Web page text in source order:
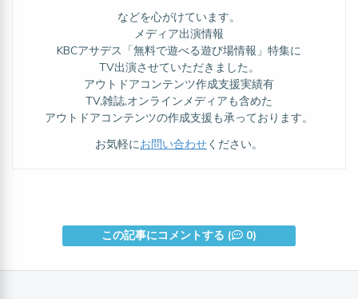
などを心がけています。
メディア出演情報
KBCアサデス「無料で遊べる遊び場情報」特集に
TV出演させていただきました。
アウトドアコンテンツ作成支援実績有
TV,雑誌,オンラインメディアも含めた
アウトドアコンテンツの作成支援も承っております。
お気軽にお問い合わせください。
この記事にコメントする ( 0)